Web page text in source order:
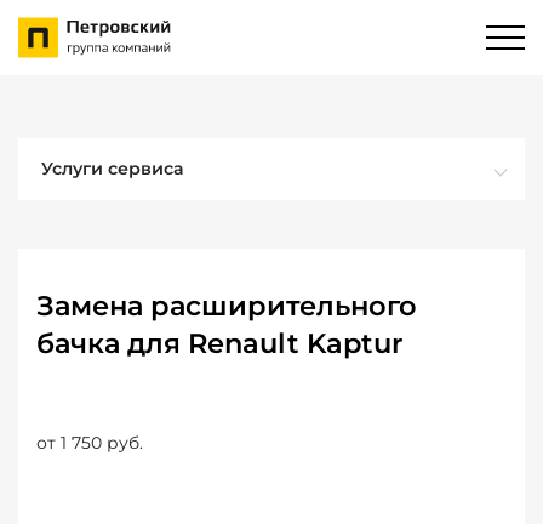
Услуги сервиса
Замена расширительного
бачка для Renault Kaptur
от 1 750 руб.